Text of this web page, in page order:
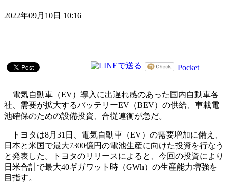
2022年09月10日 10:16
Pocket
電気自動車（EV）導入に出遅れ感のあった国内自動車各
社、需要が拡大するバッテリーEV（BEV）の供給、車載電
池確保のための設備投資、合従連衡が急だ。
トヨタは8月31日、電気自動車（EV）の需要増加に備え、
日本と米国で最大7300億円の電池生産に向けた投資を行なう
と発表した。トヨタのリリースによると、今回の投資により
日米合計で最大40ギガワット時（GWh）の生産能力増強を
目指す。